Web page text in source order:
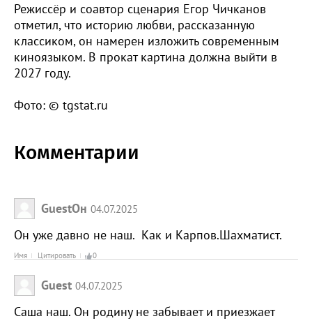
Режиссёр и соавтор сценария Егор Чичканов
отметил, что историю любви, рассказанную
классиком, он намерен изложить современным
киноязыком. В прокат картина должна выйти в
2027 году.
Фото: © tgstat.ru
Комментарии
GuestОн 04.07.2025
Он уже давно не наш. Как и Карпов.Шахматист.
Имя Цитировать 0
Guest 04.07.2025
Саша наш. Он родину не забывает и приезжает